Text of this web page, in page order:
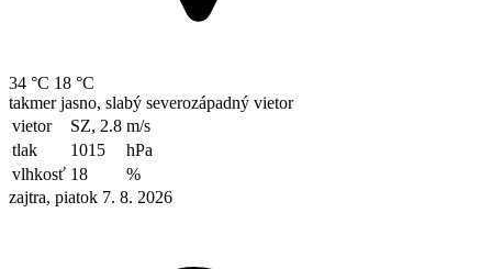
34 °C 18 °C
takmer jasno, slabý severozápadný vietor
vietor
SZ, 2.8 m/s
tlak
1015
hPa
vlhkosť 18
%
zajtra, piatok 7. 8. 2026